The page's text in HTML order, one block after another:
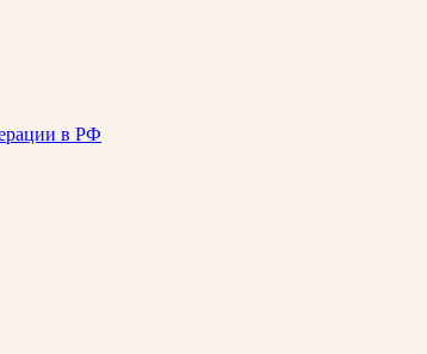
в РФ